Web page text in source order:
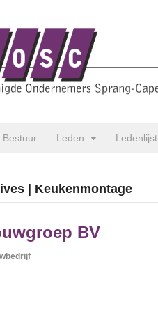
Bestuur Leden Ledenlijst
| Keukenmontage
BV